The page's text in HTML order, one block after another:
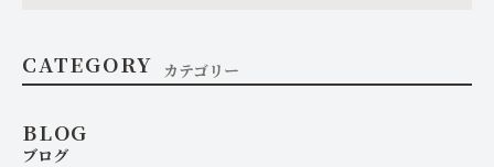
CATEGORY カテゴリー
BLOG
ブログ